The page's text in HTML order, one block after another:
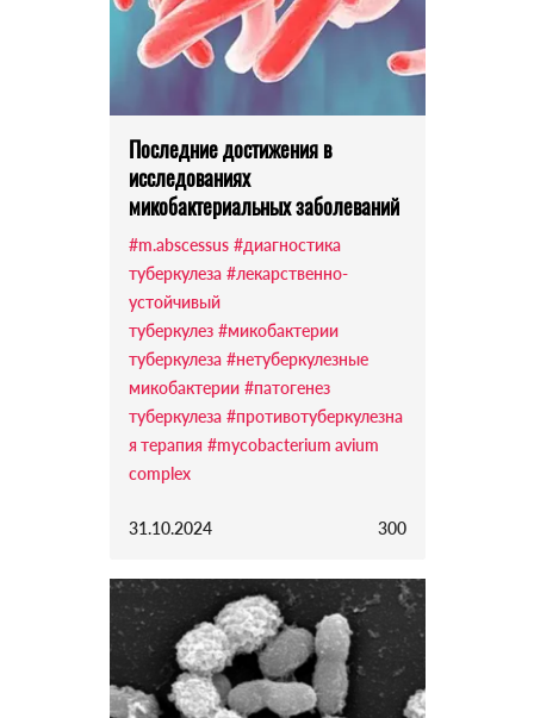
Последние достижения в
исследованиях
микобактериальных заболеваний
#m.abscessus #диагностика
туберкулеза #лекарственно-
устойчивый
туберкулез #микобактерии
туберкулеза #нетуберкулезные
микобактерии #патогенез
туберкулеза #противотуберкулезна
я терапия #mycobacterium avium
complex
31.10.2024 300